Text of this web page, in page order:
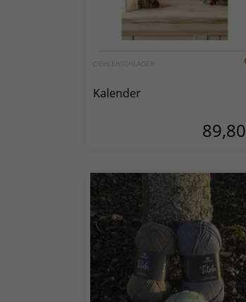
OEHLENSCHLÄGER
Kalender
89,80